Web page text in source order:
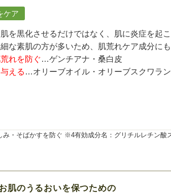
ケア
を黒化させるだけではなく、肌に炎症を起
な素肌の方が多いため、肌荒れケア成分に
れを防ぐ…ゲンチアナ・桑白皮
える …オリーブオイル・オリーブスクワラン
・そばかすを防ぐ ※4有効成分名：グリチルレチン酸
肌のうるおいを保つための